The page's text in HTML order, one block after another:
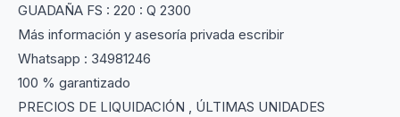
GUADAÑA FS : 220 : Q 2300
Más información y asesoría privada escribir
Whatsapp : 34981246
100 % garantizado
PRECIOS DE LIQUIDACIÓN , ÚLTIMAS UNIDADES